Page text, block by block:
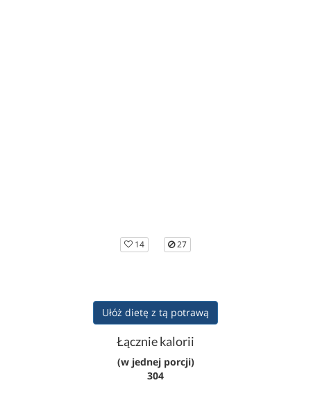
14 27
Ułóż dietę z tą potrawą
Łącznie kalorii
(w jednej porcji)
304